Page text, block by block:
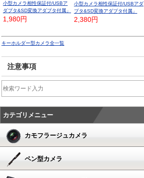
小型カメラ相性保証付/USBア
ダプタ&SD変換アダプタ付属」
1,980円
小型カメラ相性保証付/USBアダ
プタ&SD変換アダプタ付属」
2,380円
キーホルダー型カメラ全一覧
注意事項
カテゴリメニュー
カモフラージュカメラ
ペン型カメラ